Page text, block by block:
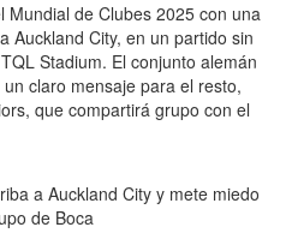
Mundial de Clubes 2025 con una
Auckland City, en un partido sin
Stadium. El conjunto alemán
claro mensaje para el resto,
que compartirá grupo con el